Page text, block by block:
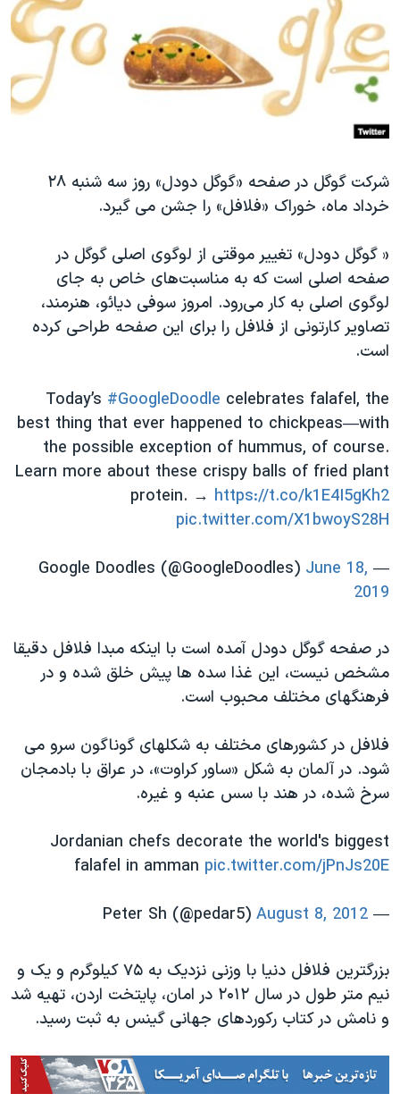
فرهنگ و زندگی
حقوق شهروندی
اقتصادی
گالری عکس
آرشیو پخش زنده
مستندها
انتخابات ریاست جمهوری آمریکا ۲۰۲۴
حمله جمهوری اسلامی به اسرائیل
اعتراضات زن، زندگی، آزادی
مجموعه مستندهای دادخواهی
دادگاه حمید نوری
چهل سال گروگان‌گیری
قانون شفافیت دارائی کادر رهبری ایران
اسرائیل در جنگ
نرگس محمدی برنده جایزه نوبل صلح
همایش محافظه‌کاران آمریکا «سی‌پک»
صفحه‌های ویژه
سفر پرزیدنت ترامپ به چین
دنبال کنید
زبانهای مختلف
شرکت گوگل در صفحه «گوگل دودل» روز سه شنبه ۲۸
خرداد ماه، خوراک «فلافل» را جشن می گیرد.
« گوگل دودل» تغییر موقتی از لوگوی اصلی گوگل در
صفحه اصلی است که به مناسبت‌های خاص به جای
لوگوی اصلی به کار می‌رود. امروز سوفی دیائو، هنرمند،
تصاویر کارتونی از فلافل را برای این صفحه طراحی کرده
است.
Today’s #GoogleDoodle celebrates falafel, the
best thing that ever happened to chickpeas—with
the possible exception of hummus, of course.
Learn more about these crispy balls of fried plant
protein. → https://t.co/k1E4I5gKh2
pic.twitter.com/X1bwoyS28H
— Google Doodles (@GoogleDoodles)
June 18,
2019
در صفحه گوگل دودل آمده است با اینکه مبدا فلافل دقیقا
مشخص نیست، این غذا سده ها پیش خلق شده و در
فرهنگهای مختلف محبوب است.
فلافل در کشورهای مختلف به شکلهای گوناگون سرو می
شود. در آلمان به شکل «ساور کراوت»، در عراق با بادمجان
سرخ شده، در هند با سس عنبه و غیره.
Jordanian chefs decorate the world's biggest
falafel in amman pic.twitter.com/jPnJs20E
— Peter Sh (@pedar5)
August 8, 2012
بزرگترین فلافل دنیا با وزنی نزدیک به ۷۵ کیلوگرم و یک و
نیم متر طول در سال ۲۰۱۲ در امان، پایتخت اردن، تهیه شد
و نامش در کتاب رکوردهای جهانی گینس به ثبت رسید.